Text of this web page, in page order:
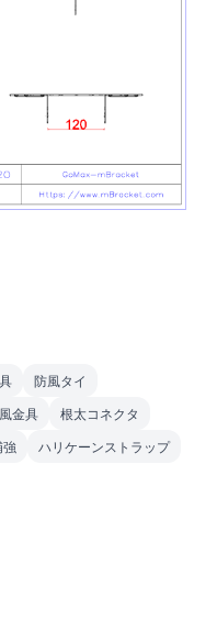
防風タイ
金具
根太コネクタ
強
ハリケーンストラップ